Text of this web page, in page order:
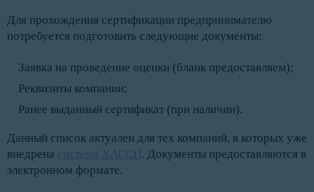
Для прохождения сертификации предпринимателю
потребуется подготовить следующие документы:
Заявка на проведение оценки (бланк предоставляем);
Реквизиты компании;
Ранее выданный сертификат (при наличии).
Данный список актуален для тех компаний, в которых уже
внедрена система ХАССП. Документы предоставляются в
электронном формате.